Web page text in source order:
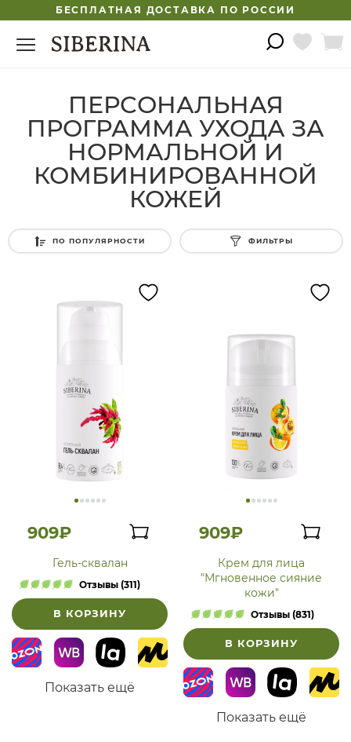
БЕСПЛАТНАЯ ДОСТАВКА ПО РОССИИ
ПЕРСОНАЛЬНАЯ
ПРОГРАММА УХОДА ЗА
НОРМАЛЬНОЙ И
КОМБИНИРОВАННОЙ
КОЖЕЙ
ПО ПОПУЛЯРНОСТИ ФИЛЬТРЫ
909₽
Гель-сквалан
Отзывы (311)
В КОРЗИНУ
Показать ещё
909₽
Крем для лица
"Мгновенное сияние
кожи"
Отзывы (831)
В КОРЗИНУ
Показать ещё